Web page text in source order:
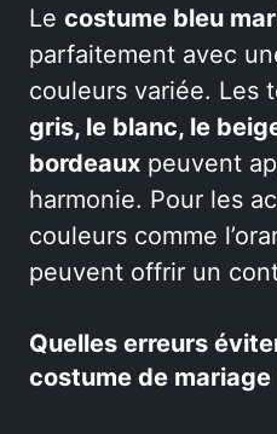
Le costume bleu
parfaitement avec
couleurs variée. Les
gris, le blanc, le
bordeaux peuvent
harmonie. Pour les
couleurs comme
peuvent offrir un
Quelles erreurs
costume de mariage